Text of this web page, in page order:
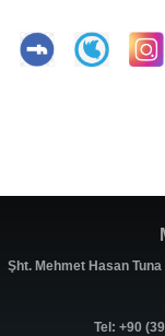
Şht. Mehmet Hasan
Tel: +90